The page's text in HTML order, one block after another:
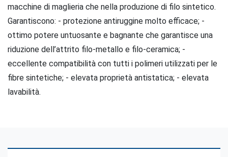
macchine di maglieria che nella produzione di filo sintetico.
Garantiscono: - protezione antiruggine molto efficace; -
ottimo potere untuosante e bagnante che garantisce una
riduzione dell’attrito filo-metallo e filo-ceramica; -
eccellente compatibilità con tutti i polimeri utilizzati per le
fibre sintetiche; - elevata proprietà antistatica; - elevata
lavabilità.